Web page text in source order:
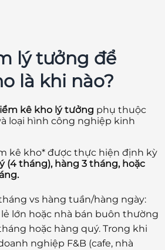
lý tưởng để
là khi nào?
kê kho lý tưởng phụ thuộc
loại hình công nghiệp kinh
kê kho* được thực hiện định kỳ
(4 tháng), hàng 3 tháng, hoặc
vs hàng tuần/hàng ngày:
lẻ lớn hoặc nhà bán buôn thường
hoặc hàng quý. Trong khi
nghiệp F&B (cafe, nhà